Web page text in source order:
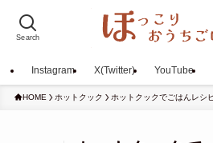
Search
Instagram X(Twitter) YouTube
HOME ホットクック ホットクックでごはんレシ